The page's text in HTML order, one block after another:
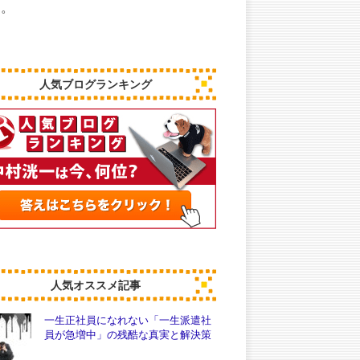
人気ブログランキング
人気オススメ記事
一生正社員になれない「一生派遣社
員が急増中」の残酷な真実と解決策